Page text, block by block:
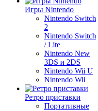
Игры Nintendo
Nintendo Switch
2
Nintendo Switch
/ Lite
Nintendo New
3DS и 2DS
Nintendo Wii U
Nintendo Wii
Ретро приставки
Портативные